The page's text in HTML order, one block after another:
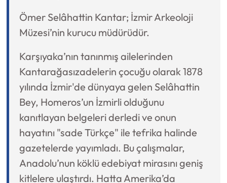
Ömer Selâhattin Kantar; İzmir Arkeoloji
Müzesi’nin kurucu müdürüdür.
Karşıyaka’nın tanınmış ailelerinden
Kantarağasızadelerin çocuğu olarak 1878
yılında İzmir'de dünyaya gelen Selâhattin
Bey, Homeros’un İzmirli olduğunu
kanıtlayan belgeleri derledi ve onun
hayatını "sade Türkçe" ile tefrika halinde
gazetelerde yayımladı. Bu çalışmalar,
Anadolu’nun köklü edebiyat mirasını geniş
kitlelere ulaştırdı. Hatta Amerika’da